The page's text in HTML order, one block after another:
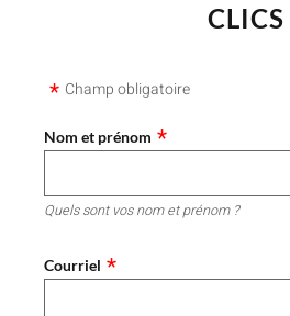
CLICS
Champ obligatoire
Nom et prénom
Quels sont vos nom et prénom ?
Courriel